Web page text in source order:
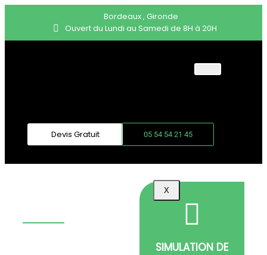
Bordeaux , Gironde
Ouvert du Lundi au Samedi de 8H à 20H
DÉMÉNAGEMENT
PROFESSIONNEL
X
Devis Gratuit 05 54 54 21 45
SIMULATION DE